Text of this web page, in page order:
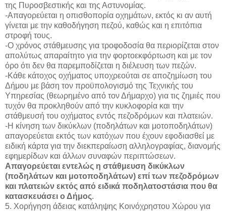
της Πυροσβεστικής και της Αστυνομίας.
-Απαγορεύεται η οπισθοπορία οχημάτων, εκτός κι αν αυτή
γίνεται με την καθοδήγηση πεζού, καθώς και η επιτόπια
στροφή τους.
-Ο χρόνος στάθμευσης για τροφοδοσία θα περιορίζεται στον
απολύτως απαραίτητο για την φορτοεκφόρτωση και με τον
όρο ότι δεν θα παρεμποδίζεται η διέλευση των πεζών.
-Κάθε κάτοχος οχήματος υποχρεούται σε αποζημίωση του
Δήμου με βάση τον προϋπολογισμό της Τεχνικής του
Υπηρεσίας (θεωρημένο από τον Δήμαρχο) για τις ζημιές που
τυχόν θα προκληθούν από την κυκλοφορία και την
στάθμευσή του οχήματος εντός πεζοδρόμων και πλατειών.
-Η κίνηση των δικύκλων (ποδηλάτων και μοτοποδηλάτων)
απαγορεύεται εκτός των κατόχων που έχουν εφοδιασθεί με
ειδική κάρτα για την διεκπεραίωση αλληλογραφίας, διανομής
εφημερίδων και άλλων συναφών περιπτώσεων.
Απαγορεύεται εντελώς η στάθμευση δικύκλων
(ποδηλάτων και μοτοποδηλάτων) επί των πεζοδρόμων
και πλατειών εκτός από ειδικά ποδηλατοστάσια που θα
κατασκευάσει ο Δήμος.
5. Χορήγηση άδειας κατάληψης Κοινόχρηστου Χώρου για